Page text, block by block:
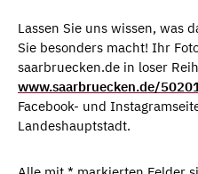
Lassen Sie uns wissen, was
Sie besonders macht! Ihr
saarbruecken.de in loser
www.saarbruecken.de/
Facebook- und
Landeshauptstadt.